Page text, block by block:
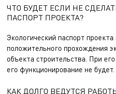
ЧТО БУДЕТ ЕСЛИ НЕ
ПАСПОРТ ПРОЕКТА?
Экологический паспорт
положительного прохождения
объекта строительства. При
его функционирование не будет.
КАК ДОЛГО ВЕДУТСЯ